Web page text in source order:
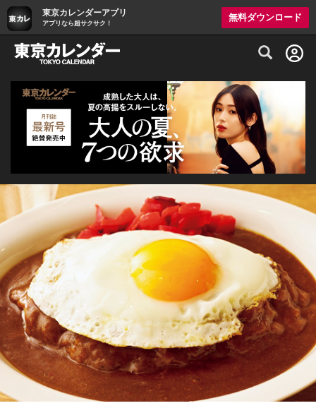
東京カレンダーアプリ
アプリなら超サクサク！
無料ダウンロード
グルメ情報・プレミアムレストラン予約